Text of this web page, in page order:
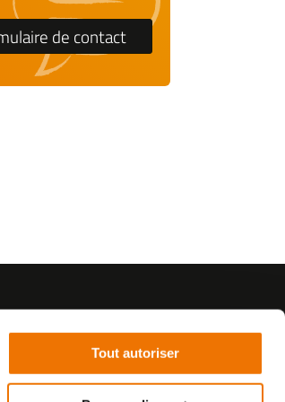
Tout autoriser
de contact